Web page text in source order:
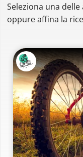
Seleziona una
oppure affina la